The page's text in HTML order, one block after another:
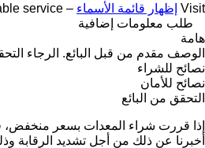
Visit إظهار قائمة الأسماء – we provide expert support, fast delivery and reliable service
طلب معلومات إضافية
هامة
الوصف مقدم من قبل البائع. الرجاء
نصائح للشراء
نصائح للأمان
التحقق من البائع
إذا قررت شراء المعدات بسعر
أخبرنا عن ذلك من أجل تشديد الرقابة